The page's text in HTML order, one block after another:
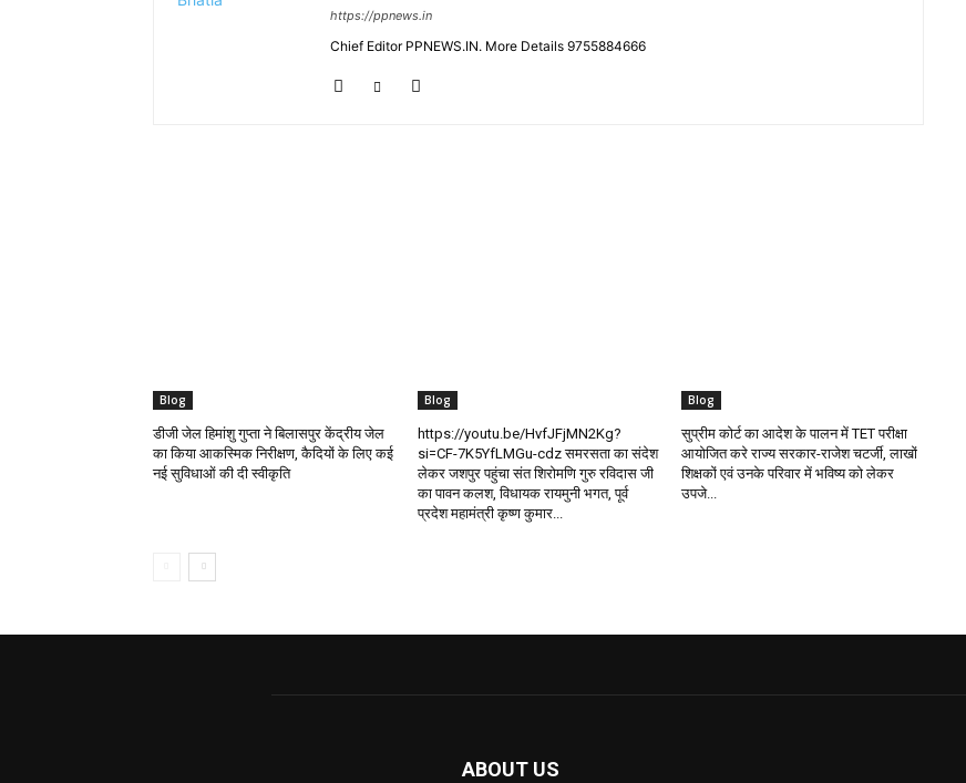
https://ppnews.in
Chief Editor PPNEWS.IN. More Details 9755884666
Blog
डीजी जेल हिमांशु गुप्ता ने बिलासपुर केंद्रीय जेल
का किया आकस्मिक निरीक्षण, कैदियों के लिए कई
नई सुविधाओं की दी स्वीकृति
Blog
https://youtu.be/HvfJFjMN2Kg?
si=CF-7K5YfLMGu-cdz समरसता का संदेश
लेकर जशपुर पहुंचा संत शिरोमणि गुरु रविदास जी
का पावन कलश, विधायक रायमुनी भगत, पूर्व
प्रदेश महामंत्री कृष्ण कुमार...
Blog
सुप्रीम कोर्ट का आदेश के पालन में TET परीक्षा
आयोजित करे राज्य सरकार-राजेश चटर्जी, लाखों
शिक्षकों एवं उनके परिवार में भविष्य को लेकर
उपजे...
ABOUT US